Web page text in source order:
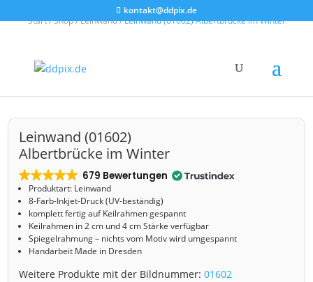
kontakt@ddpix.de
Start/Shop/Leinwand/ Leinwand (01602) Albertbrücke im Winter
Leinwand (01602)
Albertbrücke im Winter
679 Bewertungen
Produktart: Leinwand
8-Farb-Inkjet-Druck (UV-beständig)
komplett fertig auf Keilrahmen gespannt
Keilrahmen in 2 cm und 4 cm Stärke verfügbar
Spiegelrahmung – nichts vom Motiv wird umgespannt
Handarbeit Made in Dresden
Weitere Produkte mit der Bildnummer:01602